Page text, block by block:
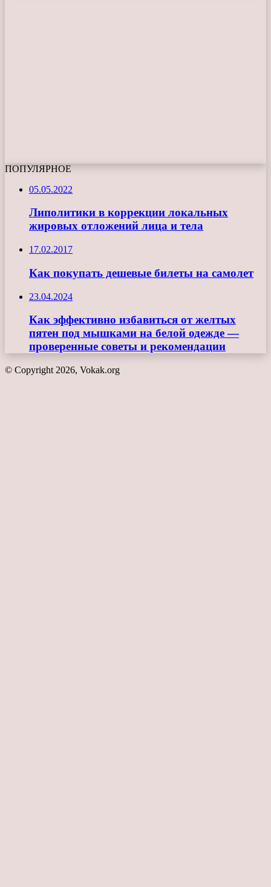
ПОПУЛЯРНОЕ
05.05.2022
Липолитики в коррекции локальных
жировых отложений лица и тела
17.02.2017
Как покупать дешевые билеты на самолет
23.04.2024
Как эффективно избавиться от желтых
пятен под мышками на белой одежде —
проверенные советы и рекомендации
© Copyright 2026, Vokak.org